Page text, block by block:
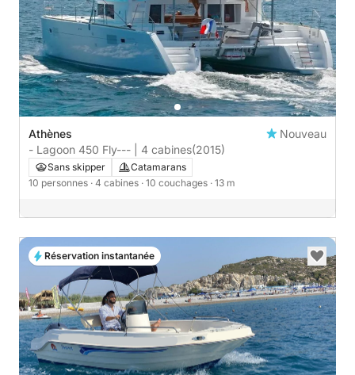
Athènes
Nouveau
- Lagoon 450 Fly--- | 4 cabines(2015)
Sans skipper
Catamarans
10 personnes · 4 cabines · 10 couchages · 13 m
Réservation instantanée